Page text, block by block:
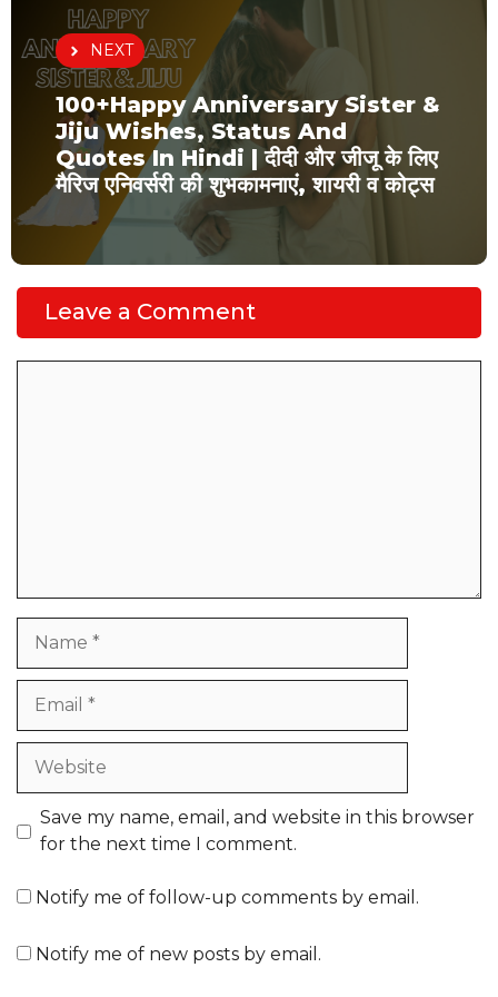
NEXT
100+Happy Anniversary Sister &
Jiju Wishes, Status And
Quotes In Hindi | दीदी और जीजू के लिए
मैरिज एनिवर्सरी की शुभकामनाएं, शायरी व कोट्स
Leave a Comment
Website
Save my name, email, and website in this browser
for the next time I comment.
Notify me of follow-up comments by email.
Notify me of new posts by email.